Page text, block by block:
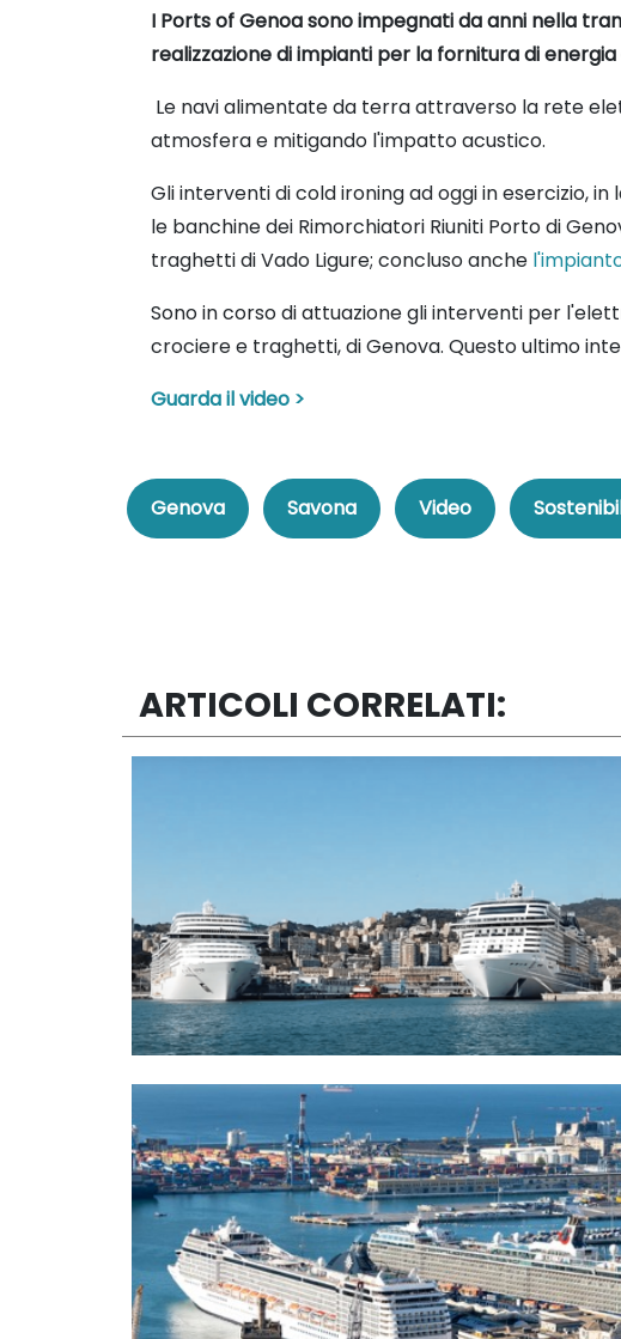
I Ports of Genoa sono impegnati da anni nella
realizzazione di impianti per la fornitura di
Le navi alimentate da terra attraverso la rete
atmosfera e mitigando l'impatto acustico.
Gli interventi di cold ironing ad oggi in esercizio,
le banchine dei Rimorchiatori Riuniti Porto di
traghetti di Vado Ligure; concluso anche
Sono in corso di attuazione gli interventi per
crociere e traghetti, di Genova. Questo ultimo
Guarda il video >
Genova Savona Video
ARTICOLI CORRELATI: